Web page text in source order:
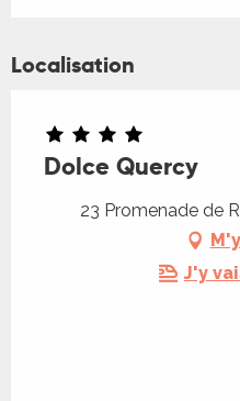
Localisation
Dolce Quercy
23 Promenade de
J'y